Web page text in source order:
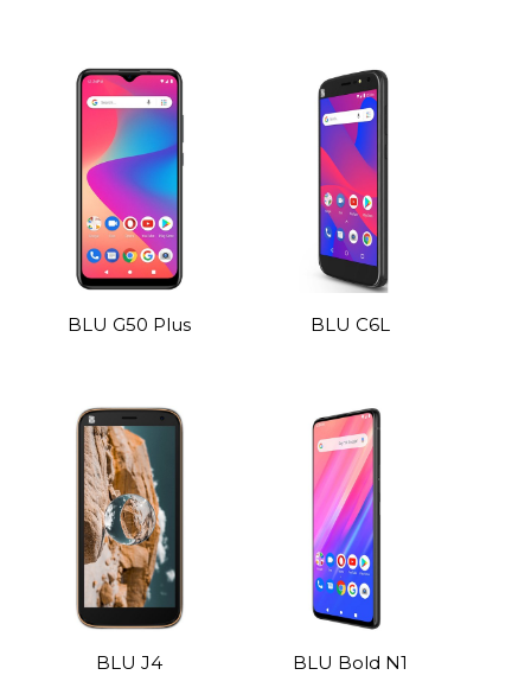
BLU G50 Plus BLU C6L
BLU J4 BLU Bold N1